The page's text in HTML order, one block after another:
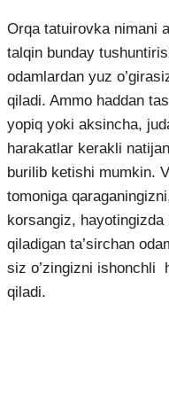
Orqa tatuirovka nimani
talqin bunday
odamlardan yuz
qiladi. Ammo haddan
yopiq yoki aksincha,
harakatlar kerakli
burilib ketishi mumkin.
tomoniga
korsangiz,
qiladigan ta’sirchan
siz o’zingizni ishonchli
qiladi.